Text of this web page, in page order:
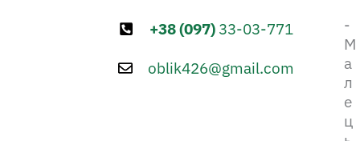
+38 (097)33-03-771
oblik426@gmail.com
-
М
а
л
е
ц